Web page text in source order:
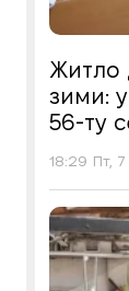
Житло
зими:
56-ту
18:29 Пт,